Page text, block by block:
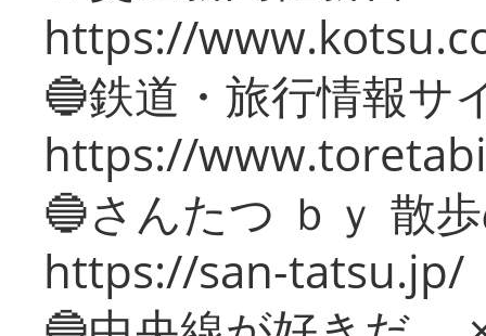
https://
🔵鉄道・旅行情報サ
https://
🔵さんたつ ｂｙ 散
https://san-tatsu.jp/